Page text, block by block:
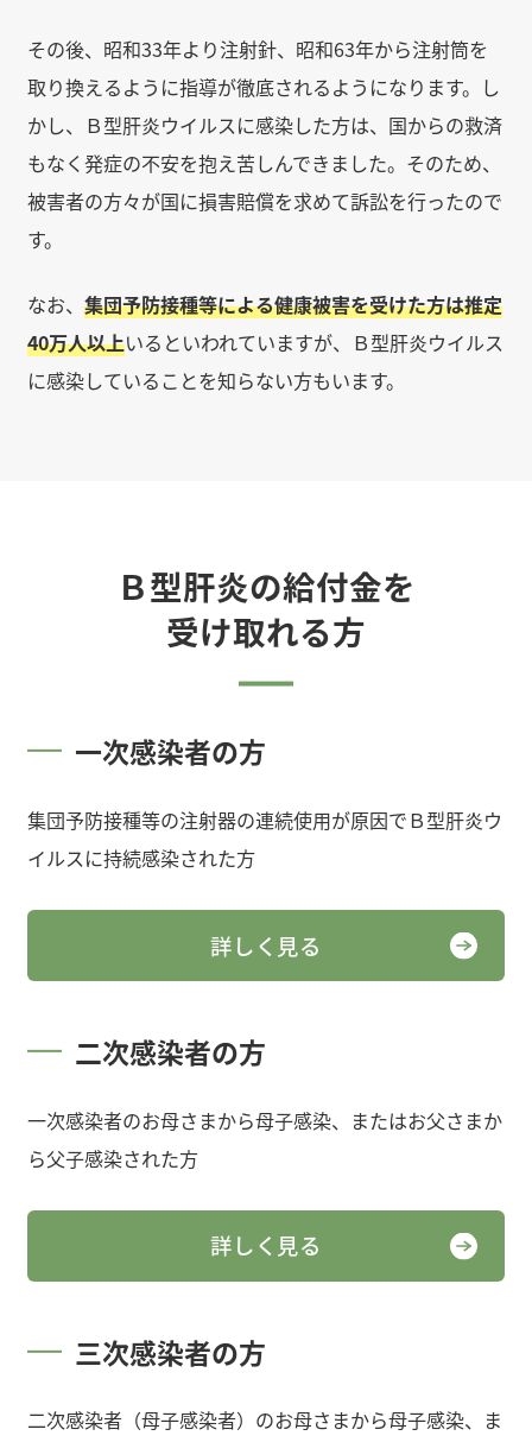
その後、昭和33年より注射針、昭和63年から注射筒を
取り換えるように指導が徹底されるようになります。し
かし、Ｂ型肝炎ウイルスに感染した方は、国からの救済
もなく発症の不安を抱え苦しんできました。そのため、
被害者の方々が国に損害賠償を求めて訴訟を行ったので
す。
なお、 集団予防接種等による健康被害を受けた方は推定
40万人以上いるといわれていますが、Ｂ型肝炎ウイルス
に感染していることを知らない方もいます。
Ｂ型肝炎の給付金を
受け取れる方
一次感染者の方
集団予防接種等の注射器の連続使用が原因でＢ型肝炎ウ
イルスに持続感染された方
詳しく見る
二次感染者の方
一次感染者のお母さまから母子感染、またはお父さまか
ら父子感染された方
詳しく見る
三次感染者の方
二次感染者（母子感染者）のお母さまから母子感染、ま